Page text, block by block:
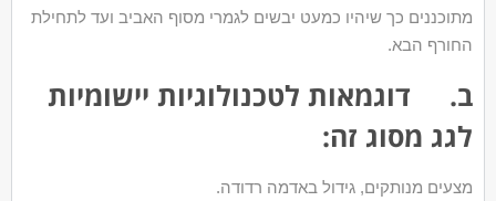
מתוכננים כך שיהיו כמעט יבשים לגמרי מסוף האביב ועד לתחילת
החורף הבא.
ב. דוגמאות לטכנולוגיות יישומיות
לגג מסוג זה:
מצעים מנותקים, גידול באדמה רדודה.